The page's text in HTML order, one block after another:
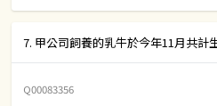
7. 甲公司飼養的乳牛於今年11月共計
Q00083356